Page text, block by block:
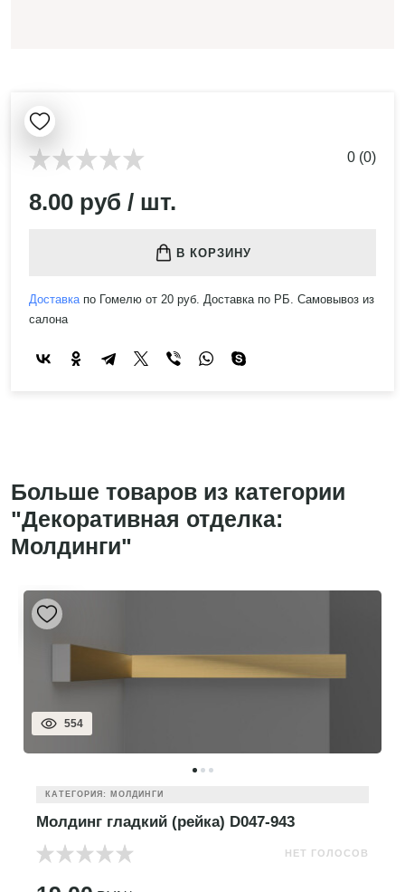
0 (0)
8.00 руб / шт.
В КОРЗИНУ
Доставкапо Гомелю от 20 руб. Доставка по РБ. Самовывоз из
салона
Больше товаров из категории
"Декоративная отделка:
Молдинги"
554
КАТЕГОРИЯ: МОЛДИНГИ
Молдинг гладкий (рейка) D047-943
НЕТ ГОЛОСОВ